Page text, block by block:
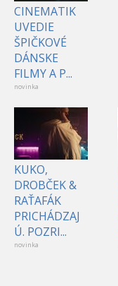
CINEMATIK
UVEDIE
ŠPIČKOVÉ
DÁNSKE
FILMY A P...
novinka
KUKO,
DROBČEK &
RAŤAFÁK
PRICHÁDZAJ
Ú. POZRI...
novinka